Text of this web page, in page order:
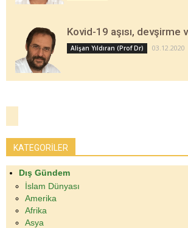
Kovid-19 aşısı, devşirme
Alişan Yıldıran (Prof Dr) 03.12.2020
KATEGORİLER
Dış Gündem
İslam Dünyası
Amerika
Afrika
Asya